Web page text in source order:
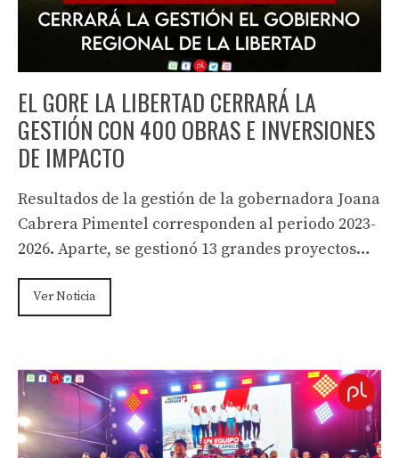
EL GORE LA LIBERTAD CERRARÁ LA
GESTIÓN CON 400 OBRAS E INVERSIONES
DE IMPACTO
Resultados de la gestión de la gobernadora Joana
Cabrera Pimentel corresponden al periodo 2023-
2026. Aparte, se gestionó 13 grandes proyectos…
Ver Noticia